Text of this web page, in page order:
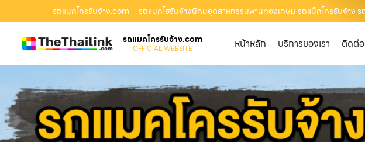
รถแมคโครรับจ้าง.com : รถแบคโฮรับจ้างนิคมอุตสาหกรรมพานทองเกษม รถแม็คโครรับจ้าง
รถแมคโครรับจ้าง.com
OFFICIAL WEBSITE หน้าหลัก บริการของเรา ติดต่อ